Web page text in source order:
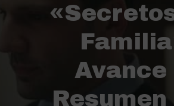
Avance
Resumen